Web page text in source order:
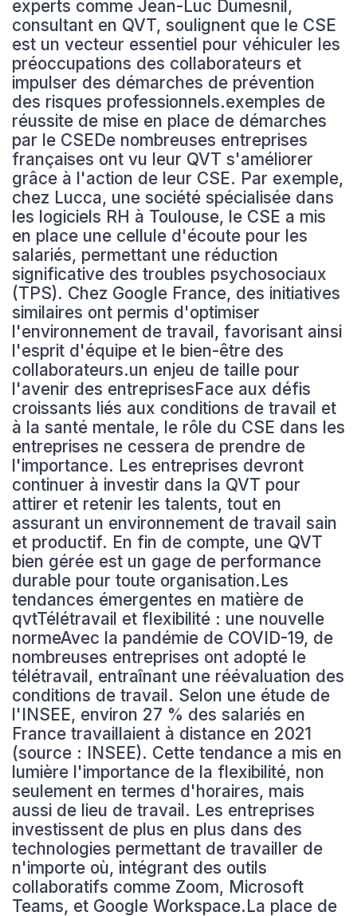
experts comme Jean-Luc Dumesnil,
consultant en QVT, soulignent que le CSE
est un vecteur essentiel pour véhiculer les
préoccupations des collaborateurs et
impulser des démarches de prévention
des risques professionnels.exemples de
réussite de mise en place de démarches
par le CSEDe nombreuses entreprises
françaises ont vu leur QVT s'améliorer
grâce à l'action de leur CSE. Par exemple,
chez Lucca, une société spécialisée dans
les logiciels RH à Toulouse, le CSE a mis
en place une cellule d'écoute pour les
salariés, permettant une réduction
significative des troubles psychosociaux
(TPS). Chez Google France, des initiatives
similaires ont permis d'optimiser
l'environnement de travail, favorisant ainsi
l'esprit d'équipe et le bien-être des
collaborateurs.un enjeu de taille pour
l'avenir des entreprisesFace aux défis
croissants liés aux conditions de travail et
à la santé mentale, le rôle du CSE dans les
entreprises ne cessera de prendre de
l'importance. Les entreprises devront
continuer à investir dans la QVT pour
attirer et retenir les talents, tout en
assurant un environnement de travail sain
et productif. En fin de compte, une QVT
bien gérée est un gage de performance
durable pour toute organisation.Les
tendances émergentes en matière de
qvtTélétravail et flexibilité : une nouvelle
normeAvec la pandémie de COVID-19, de
nombreuses entreprises ont adopté le
télétravail, entraînant une réévaluation des
conditions de travail. Selon une étude de
l'INSEE, environ 27 % des salariés en
France travaillaient à distance en 2021
(source : INSEE). Cette tendance a mis en
lumière l'importance de la flexibilité, non
seulement en termes d'horaires, mais
aussi de lieu de travail. Les entreprises
investissent de plus en plus dans des
technologies permettant de travailler de
n'importe où, intégrant des outils
collaboratifs comme Zoom, Microsoft
Teams, et Google Workspace.La place de